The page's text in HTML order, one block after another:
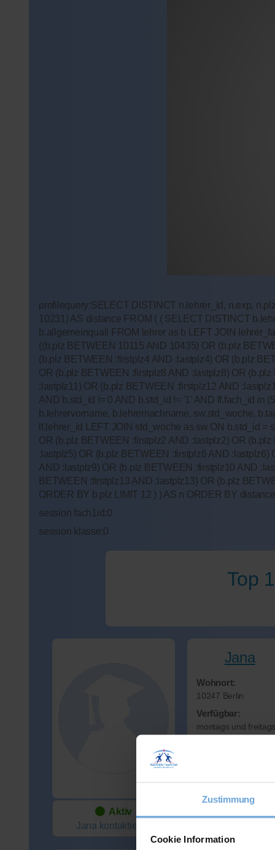
Zustimmung
Cookie Information
profilequery:SELECT DISTINCT n.lehrer_id, n.exp,
10231) AS distance FROM ( ( SELECT DISTINCT
b.allgemeinquali FROM lehrer as b LEFT JOIN
((b.plz BETWEEN 10115 AND 10435) OR (b.plz
(b.plz BETWEEN :firstplz4 AND :lastplz4) OR (b.plz
OR (b.plz BETWEEN :firstplz8 AND :lastplz8) OR
:lastplz11) OR (b.plz BETWEEN :firstplz12 AND
AND b.std_id != 0 AND b.std_id != '1' AND lf.fach_id in
b.lehrervorname, b.lehrernachname, sw.std_woche,
lf.lehrer_id LEFT JOIN std_woche as sw ON b.std_id
OR (b.plz BETWEEN :firstplz2 AND :lastplz2) OR
:lastplz5) OR (b.plz BETWEEN :firstplz6 AND
AND :lastplz9) OR (b.plz BETWEEN :firstplz10 AND
BETWEEN :firstplz13 AND :lastplz13) OR (b.plz
ORDER BY b.plz LIMIT 12 ) ) AS n ORDER BY
session fach1id:0
session klasse:0
Top
Aktiv
Jana kontaktieren
Jana
Wohnort:
10247 Berlin
Verfügbar:
montags und freitags